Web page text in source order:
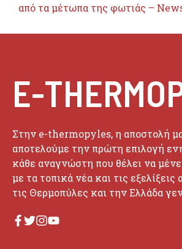
από τα μέτωπα της φωτιάς –
E-
Στην e-thermopyles, η αποστολή
αποτελούμε την πρώτη επιλογή
κάθε αναγνώστη που θέλει να
με τα τοπικά νέα και τις εξελίξεις
τις Θερμοπύλες και την Ελλάδα